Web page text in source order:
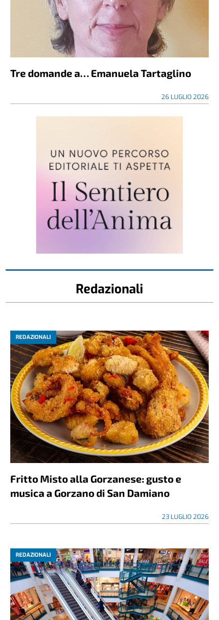
Tre domande a… Emanuela Tartaglino
26 LUGLIO 2026
Redazionali
REDAZIONALI
Fritto Misto alla Gorzanese: gusto e
musica a Gorzano di San Damiano
23 LUGLIO 2026
REDAZIONALI